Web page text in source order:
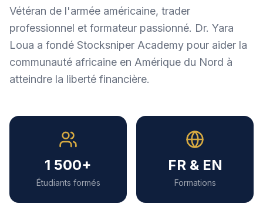
Vétéran de l'armée américaine, trader
professionnel et formateur passionné. Dr. Yara
Loua a fondé Stocksniper Academy pour aider la
communauté africaine en Amérique du Nord à
atteindre la liberté financière.
1 500+
Étudiants formés
FR & EN
Formations